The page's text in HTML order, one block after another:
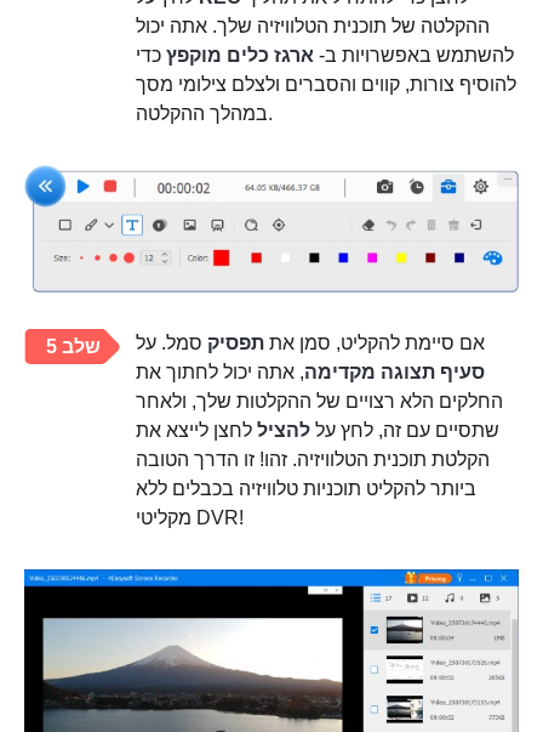
ההקלטה של תוכנית הטלוויזיה שלך. אתה יכול
להשתמש באפשרויות ב- ארגז כלים מוקפץ כדי
להוסיף צורות, קווים והסברים ולצלם צילומי מסך
במהלך ההקלטה.
שלב 5 אם סיימת להקליט, סמן את תפסיק סמל. על
סעיף תצוגה מקדימה, אתה יכול לחתוך את
החלקים הלא רצויים של ההקלטות שלך, ולאחר
שתסיים עם זה, לחץ על להציל לחצן לייצא את
הקלטת תוכנית הטלוויזיה. זהו! זו הדרך הטובה
ביותר להקליט תוכניות טלוויזיה בכבלים ללא
מקליטי DVR!